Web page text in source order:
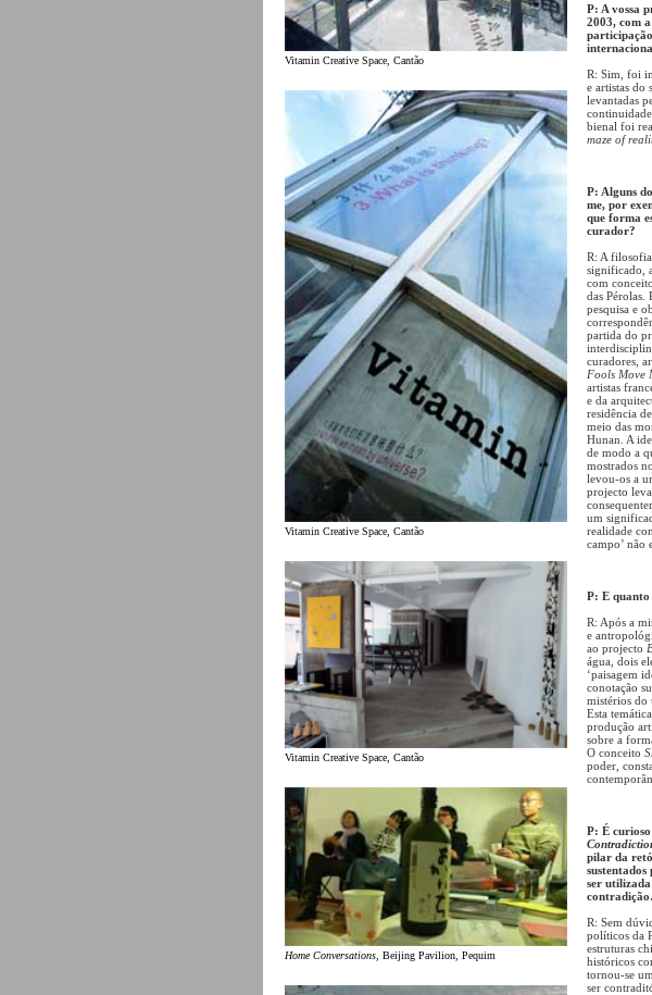
Vitamin Creative Space, Cantão
Vitamin Creative Space, Cantão
Vitamin Creative Space, Cantão
Home Conversations , Beijing Pavilion, Pequim
P: A vossa
2003, com
R: Sim, foi
e artistas do
levantadas
bienal foi
maze of
P: Alguns
me, por
que forma
curador?
R: A
significado,
com
das Pérolas.
pesquisa e
partida do
curadores,
Fools Move
artistas
e da
residência
meio das
Hunan. A
de modo a
mostrados
levou-os a
projecto
um
realidade
campo’ não
P: E quanto
R: Após a
e
ao projecto
água, dois
‘paisagem
conotação
mistérios do
Esta
produção
sobre a
O conceito
poder,
P: É
pilar da
sustentados
ser
R: Sem
políticos da
estruturas
históricos
tornou-se
ser